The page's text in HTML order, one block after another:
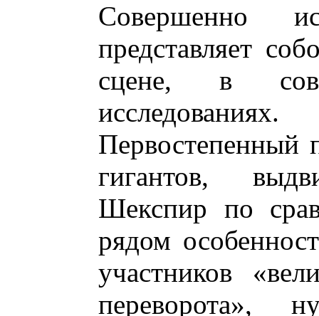
Совершенно
представляет
сцене, в
исследованиях.
Первостепенный
гигантов,
Шекспир по
рядом
участников
переворота»,